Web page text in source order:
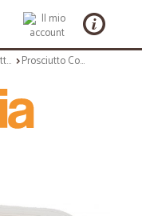
Salumi affettati Prosciutto Cotto Beretta Alta Qualità gr.120